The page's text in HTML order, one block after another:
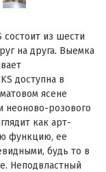
из шести
на друга. Выемка
доступна в
ясене
неоново-розового
как арт-
функцию, ее
будь то в
Неподвластный